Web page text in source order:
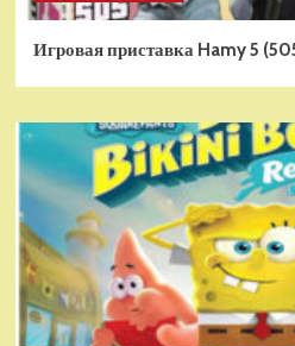
Игровая приставка Hamy 5